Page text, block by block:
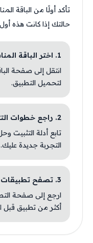
تأكد أولًا من الباقة
حالتك إذا كانت هذه
1. اختر الباقة المناسبة
انتقل إلى صفحة
لتحميل التطبيق.
2. راجع خطوات التثبيت
تابع أدلة التثبيت
التجربة جديدة عليك.
3. تصفح تطبيقات مشابهة
ارجع إلى صفحة
أكثر من تطبيق قبل